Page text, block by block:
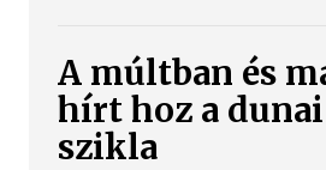
A múltban és
hírt hoz a
szikla